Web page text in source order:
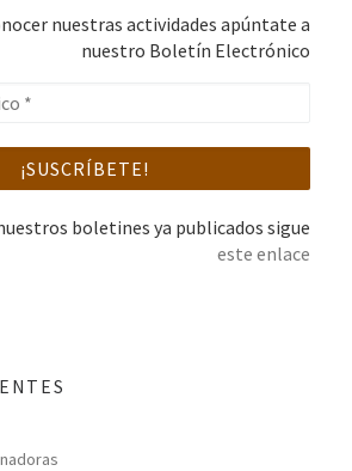
nuestras actividades apúntate a
nuestro Boletín Electrónico
boletines ya publicados sigue
este enlace